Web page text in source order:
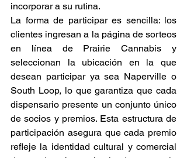
incorporar a su rutina.
La forma de participar es sencilla: los
clientes ingresan a la página de sorteos
en línea de Prairie Cannabis y
seleccionan la ubicación en la que
desean participar ya sea Naperville o
South Loop, lo que garantiza que cada
dispensario presente un conjunto único
de socios y premios. Esta estructura de
participación asegura que cada premio
refleje la identidad cultural y comercial